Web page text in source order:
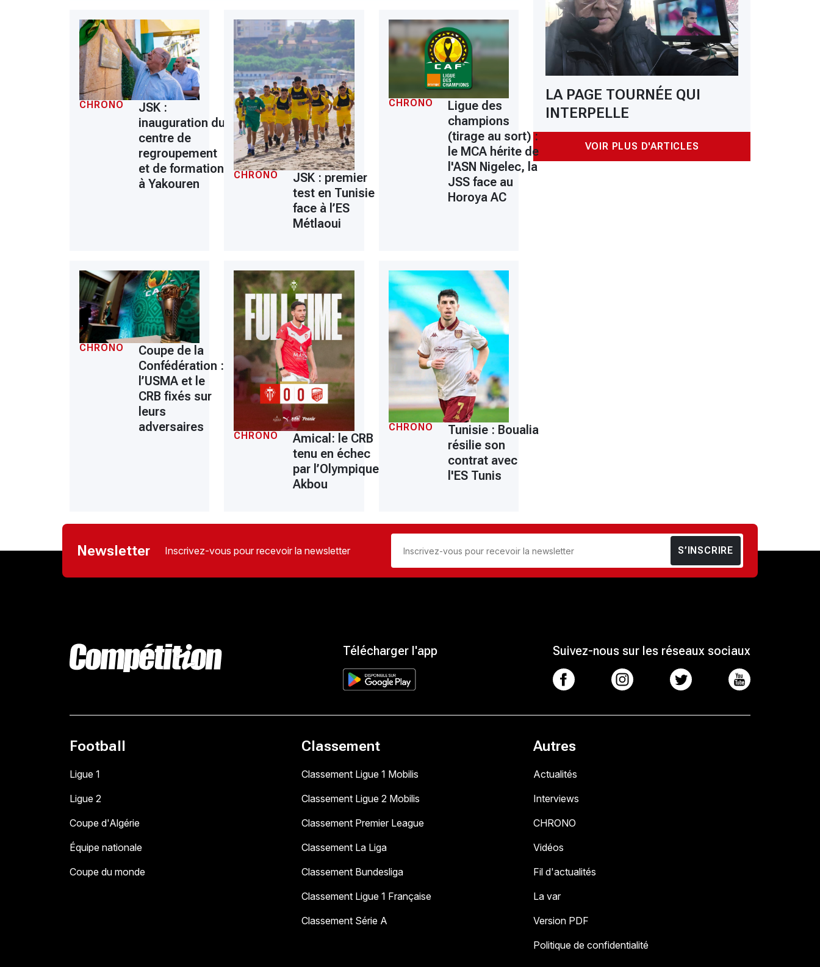
LA PAGE TOURNÉE QUI
INTERPELLE
VOIR PLUS D'ARTICLES
CHRONO
JSK :
inauguration du
centre de
regroupement
et de formation
à Yakouren
CHRONO
JSK : premier
test en Tunisie
face à l’ES
Métlaoui
CHRONO
Ligue des
champions
(tirage au sort) :
le MCA hérite de
l'ASN Nigelec, la
JSS face au
Horoya AC
CHRONO
Coupe de la
Confédération :
l’USMA et le
CRB fixés sur
leurs
adversaires
CHRONO
Amical: le CRB
tenu en échec
par l’Olympique
Akbou
CHRONO
Tunisie : Boualia
résilie son
contrat avec
l'ES Tunis
Newsletter Inscrivez-vous pour recevoir la newsletter S’INSCRIRE
Télécharger l'app Suivez-nous sur les réseaux sociaux
Football
Ligue 1
Ligue 2
Coupe d'Algérie
Équipe nationale
Coupe du monde
Classement
Classement Ligue 1 Mobilis
Classement Ligue 2 Mobilis
Classement Premier League
Classement La Liga
Classement Bundesliga
Classement Ligue 1 Française
Classement Série A
Autres
Actualités
Interviews
CHRONO
Vidéos
Fil d'actualités
La var
Version PDF
Politique de confidentialité